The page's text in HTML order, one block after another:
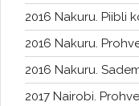
2016 Nakuru. Piibli
2016 Nakuru.
2016 Nakuru.
2017 Nairobi.